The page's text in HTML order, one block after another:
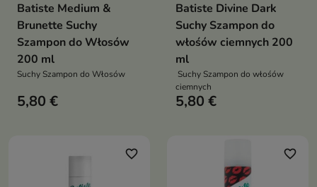
Batiste Medium &
Brunette Suchy
Szampon do Włosów
200 ml
Suchy Szampon do Włosów
5,80 €
Batiste Divine Dark
Suchy Szampon do
włośów ciemnych 200
ml
Suchy Szampon do włośów
ciemnych
5,80 €
favorite_border favorite_border